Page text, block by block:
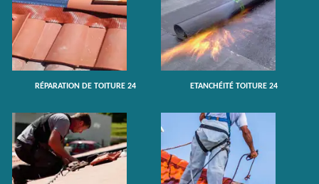
RÉPARATION DE TOITURE 24 ETANCHÉITÉ TOITURE 24